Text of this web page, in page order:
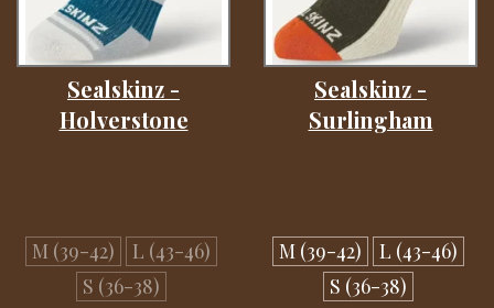
Sealskinz -
Holverstone
M (39-42)
L (43-46)
S (36-38)
Sealskinz -
Surlingham
M (39-42)
L (43-46)
S (36-38)